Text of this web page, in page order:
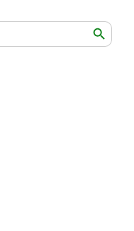
Search Button